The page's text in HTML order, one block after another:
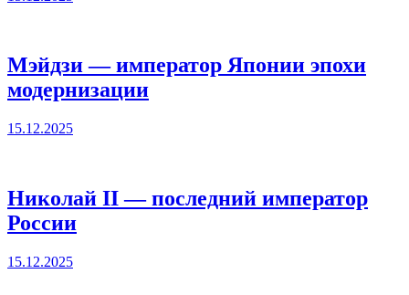
Мэйдзи — император Японии эпохи
модернизации
15.12.2025
Николай II — последний император
России
15.12.2025